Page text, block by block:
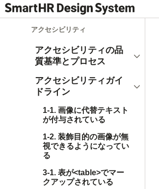
アクセシビリティ
アクセシビリティの品
質基準とプロセス
開く
アクセシビリティガイ
ドライン
閉じる
1-1. 画像に代替テキスト
が付与されている
1-2. 装飾目的の画像が無
視できるようになってい
る
3-1. 表が<table>でマー
クアップされている